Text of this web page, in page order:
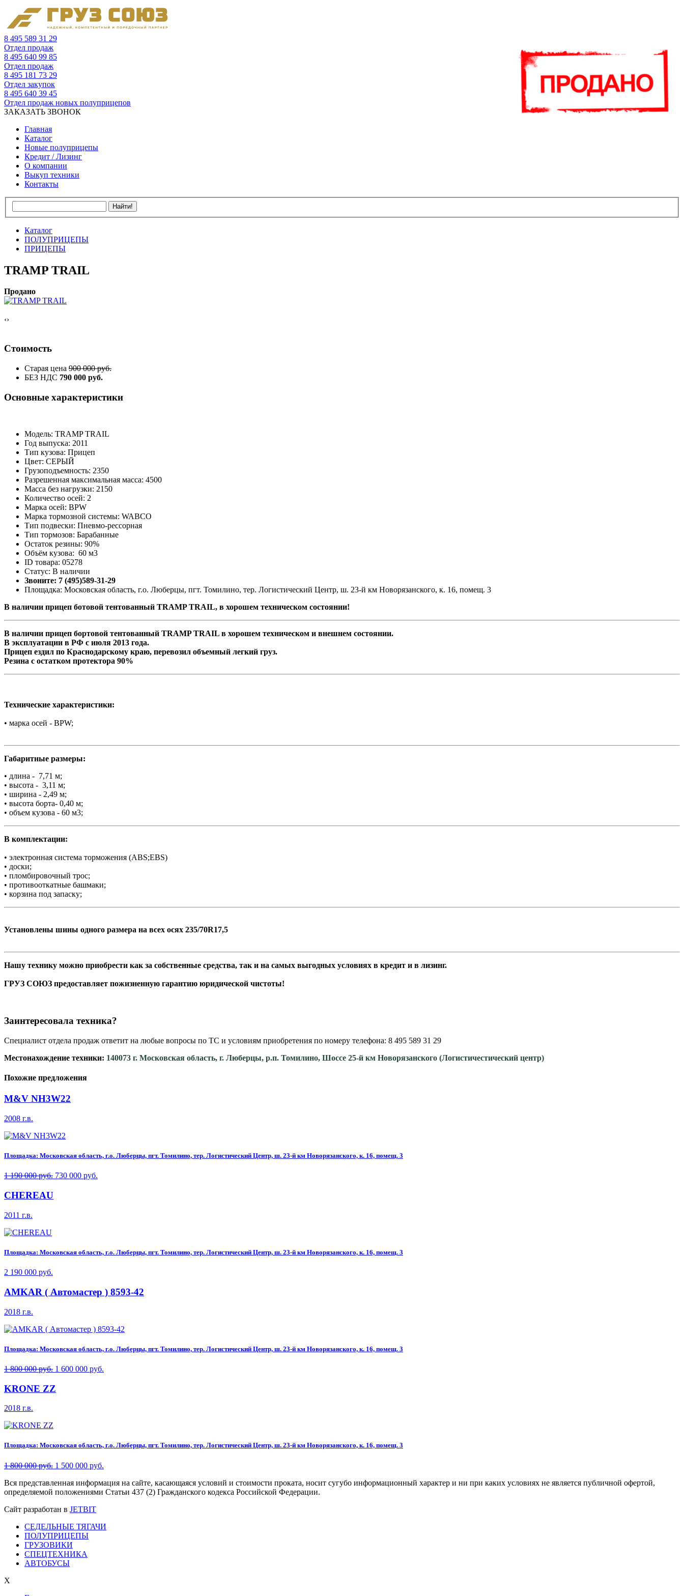
8 495 589 31 29
Отдел продаж
8 495 640 99 85
Отдел продаж
8 495 181 73 29
Отдел закупок
8 495 640 39 45
Отдел продаж новых полуприцепов
ЗАКАЗАТЬ ЗВОНОК
Главная
Каталог
Новые полуприцепы
Кредит / Лизинг
О компании
Выкуп техники
Контакты
Каталог
ПОЛУПРИЦЕПЫ
ПРИЦЕПЫ
TRAMP TRAIL
Продано
‹›
Стоимость
Старая цена 900 000 руб.
БЕЗ НДС 790 000 руб.
Основные характеристики
Модель: TRAMP TRAIL
Год выпуска: 2011
Тип кузова: Прицеп
Цвет: СЕРЫЙ
Грузоподъемность: 2350
Разрешенная максимальная масса: 4500
Масса без нагрузки: 2150
Количество осей: 2
Марка осей: BPW
Марка тормозной системы: WABCO
Тип подвески: Пневмо-рессорная
Тип тормозов: Барабанные
Остаток резины: 90%
Объём кузова: 60 м3
ID товара: 05278
Статус: В наличии
Звоните: 7 (495)589-31-29
Площадка: Московская область, г.о. Люберцы, пгт. Томилино, тер. Логистический Центр, ш. 23-й км Новорязанского, к. 16, помещ. 3
В наличии прицеп ботовой тентованный TRAMP TRAIL, в хорошем техническом состоянии!
В наличии прицеп бортовой тентованный TRAMP TRAIL в хорошем техническом и внешнем состоянии.
В эксплуатации в РФ с июля 2013 года.
Прицеп ездил по Краснодарскому краю, перевозил объемный легкий груз.
Резина с остатком протектора 90%
Технические характеристики:
• марка осей - BPW;
Габаритные размеры:
• длина - 7,71 м;
• высота - 3,11 м;
• ширина - 2,49 м;
• высота борта- 0,40 м;
• объем кузова - 60 м3;
В комплектации:
• электронная система торможения (ABS;EBS)
• доски;
• пломбировочный трос;
• противооткатные башмаки;
• корзина под запаску;
Установлены шины одного размера на всех осях 235/70R17,5
Нашу технику можно приобрести как за собственные средства, так и на самых выгодных условиях в кредит и в лизинг.
ГРУЗ СОЮЗ предоставляет пожизненную гарантию юридической чистоты!
Заинтересовала техника?
Специалист отдела продаж ответит на любые вопросы по ТС и условиям приобретения по номеру телефона: 8 495 589 31 29
Местонахождение техники: 140073 г. Московская область, г. Люберцы, р.п. Томилино, Шоссе 25-й км Новорязанского (Логистичестический центр)
Похожие предложения
M&V NH3W22
2008 г.в.
Площадка: Московская область, г.о. Люберцы, пгт. Томилино, тер. Логистический Центр, ш. 23-й км Новорязанского, к. 16, помещ. 3
1 190 000 руб. 730 000 руб.
CHEREAU
2011 г.в.
Площадка: Московская область, г.о. Люберцы, пгт. Томилино, тер. Логистический Центр, ш. 23-й км Новорязанского, к. 16, помещ. 3
2 190 000 руб.
AMKAR ( Автомастер ) 8593-42
2018 г.в.
Площадка: Московская область, г.о. Люберцы, пгт. Томилино, тер. Логистический Центр, ш. 23-й км Новорязанского, к. 16, помещ. 3
1 800 000 руб. 1 600 000 руб.
KRONE ZZ
2018 г.в.
Площадка: Московская область, г.о. Люберцы, пгт. Томилино, тер. Логистический Центр, ш. 23-й км Новорязанского, к. 16, помещ. 3
1 800 000 руб. 1 500 000 руб.
Вся представленная информация на сайте, касающаяся условий и стоимости проката, носит сугубо информационный характер и ни при каких условиях не является публичной офертой,
определяемой положениями Статьи 437 (2) Гражданского кодекса Российской Федерации.
Сайт разработан в JETBIT
СЕДЕЛЬНЫЕ ТЯГАЧИ
ПОЛУПРИЦЕПЫ
ГРУЗОВИКИ
СПЕЦТЕХНИКА
АВТОБУСЫ
X